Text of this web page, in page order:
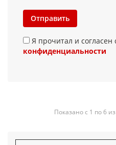
Отправить
Я прочитал и согласен
конфиденциальности
Показано с 1 по 6